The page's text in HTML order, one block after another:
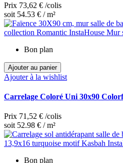
Prix 73,62 € /colis
soit 54.53 € / m²
Bon plan
Ajouter au panier
Ajouter à la wishlist
Carrelage Coloré Uni 30x90
Prix 71,52 € /colis
soit 52.98 € / m²
Bon plan